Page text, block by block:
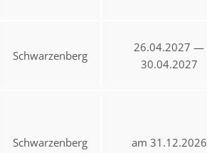
Schwarzenberg
26.04.2027 —
30.04.2027
Schwarzenberg am 31.12.2026